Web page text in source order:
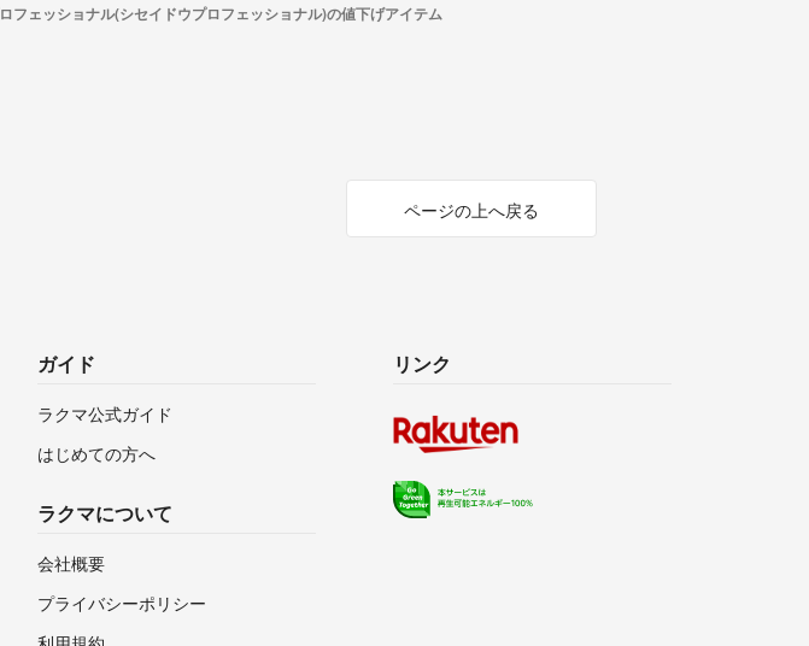
フェッショナル(シセイドウプロフェッショナル)の値下げアイテム
ページの上へ戻る
ガイド
ラクマ公式ガイド
はじめての方へ
ラクマについて
会社概要
プライバシーポリシー
リンク